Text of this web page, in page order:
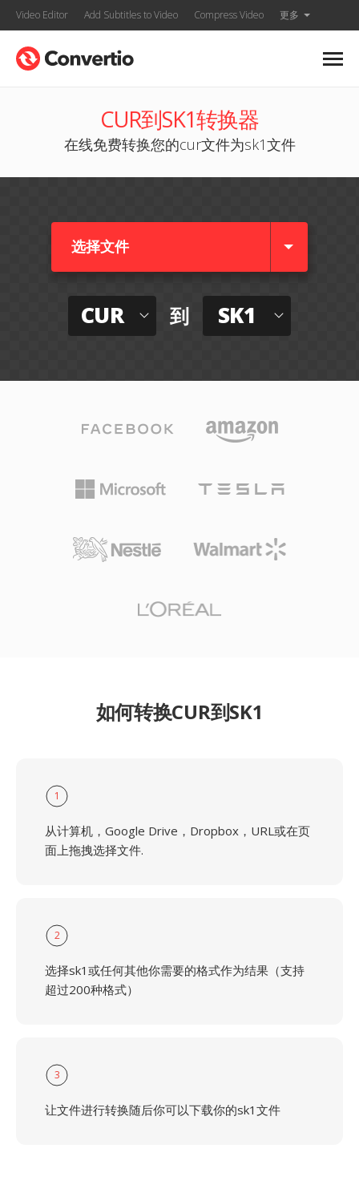
Video Editor Add Subtitles to Video Compress Video 更多
CUR到SK1转换器
在线免费转换您的cur文件为sk1文件
选择文件
CUR 到 SK1
如何转换CUR到SK1
1
从计算机，Google Drive，Dropbox，URL或在页
面上拖拽选择文件.
2
选择sk1或任何其他你需要的格式作为结果（支持
超过200种格式）
3
让文件进行转换随后你可以下载你的sk1文件